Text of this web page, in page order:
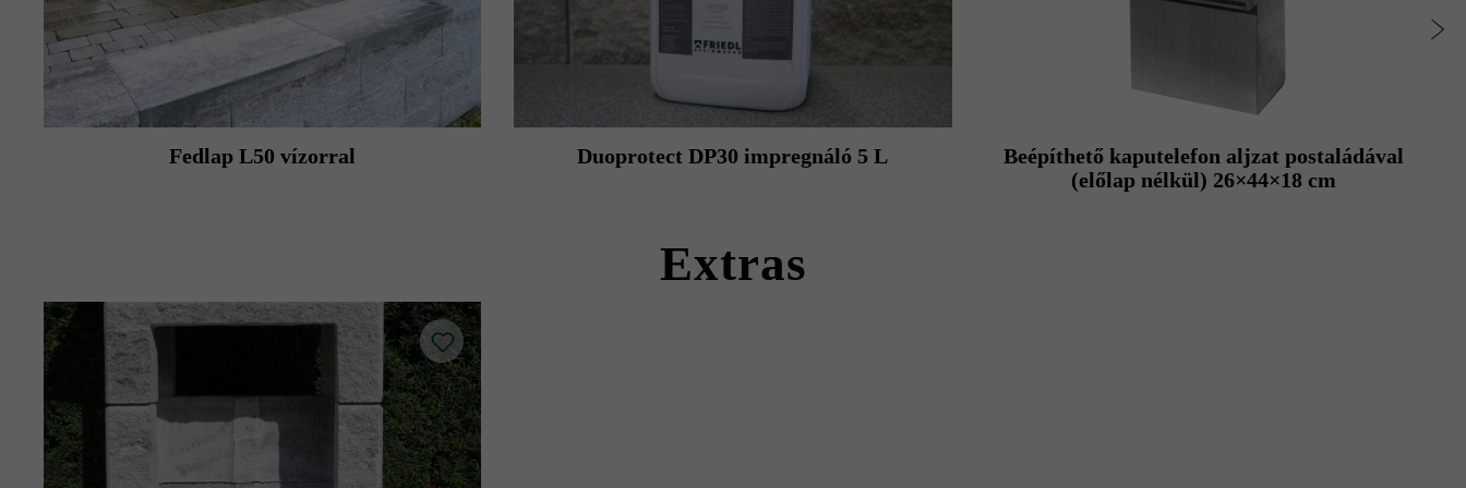
Fedlap L50 vízorral Duoprotect DP30 impregnáló 5 L
Beépíthető kaputelefon aljzat postaládával
(előlap nélkül) 26×44×18 cm
Extras